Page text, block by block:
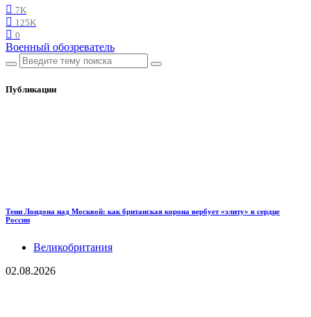
7K
125K
0
Военный обозреватель
Публикации
Тени Лондона над Москвой: как британская корона вербует «элиту» в сердце
России
Великобритания
02.08.2026